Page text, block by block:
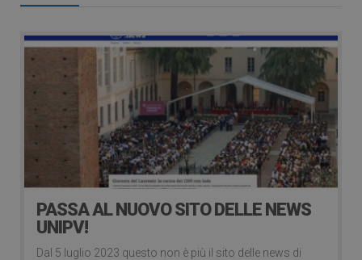
PASSA AL NUOVO SITO DELLE NEWS
UNIPV!
Dal 5 luglio 2023 questo non è più il sito delle news di